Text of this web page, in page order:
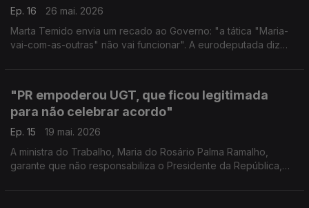
Ep. 16
26 mai. 2026
Marta Temido envia um recado ao Governo: "a tática "Maria-
vai-com-as-outras" não vai funcionar". A eurodeputada diz
"PR empoderou UGT, que ficou legitimada
para não celebrar acordo"
Ep. 15
19 mai. 2026
A ministra do Trabalho, Maria do Rosário Palma Ramalho,
garante que não responsabiliza o Presidente da República,